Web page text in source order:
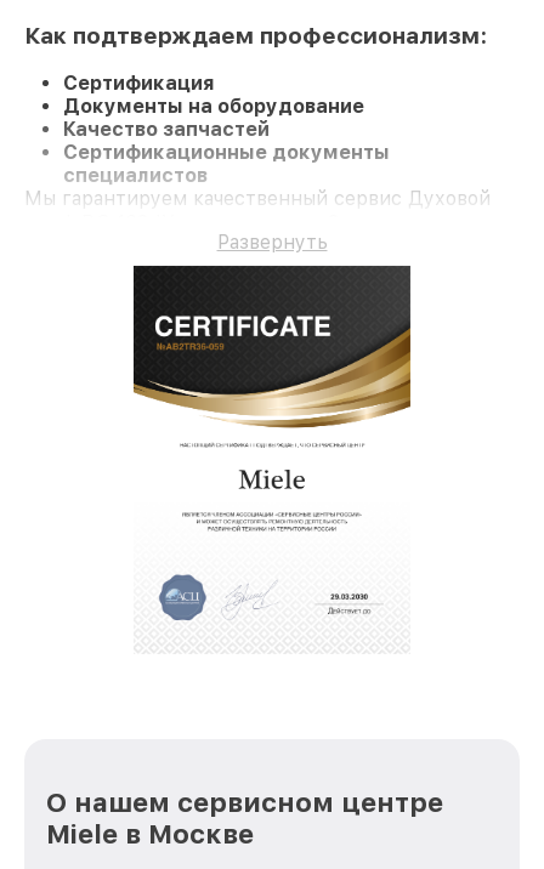
Как подтверждаем профессионализм:
Сертификация
Документы на оборудование
Качество запчастей
Сертификационные документы
специалистов
Мы гарантируем качественный сервис Духовой
Развернуть
О нашем сервисном центре
Miele в Москве